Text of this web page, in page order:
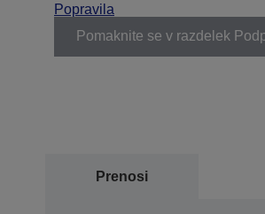
Popravila
Pomaknite se v razdelek
Prenosi